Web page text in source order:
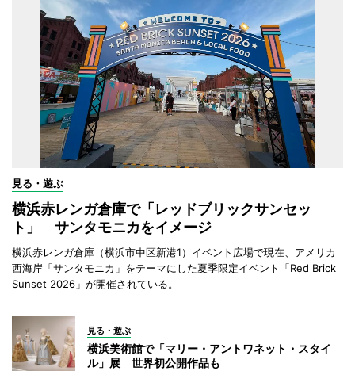
見る・遊ぶ
横浜赤レンガ倉庫で「レッドブリックサンセッ
ト」 サンタモニカをイメージ
横浜赤レンガ倉庫（横浜市中区新港1）イベント広場で現在、アメリカ
西海岸「サンタモニカ」をテーマにした夏季限定イベント「Red Brick
Sunset 2026」が開催されている。
見る・遊ぶ
横浜美術館で「マリー・アントワネット・スタイ
ル」展 世界初公開作品も